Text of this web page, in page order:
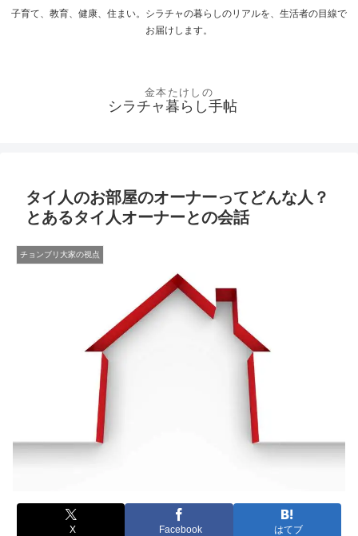
子育て、教育、健康、住まい。シラチャの暮らしのリアルを、生活者の目線で
お届けします。
シラチャ暮らし手帖
タイ人のお部屋のオーナーってどんな人？
とあるタイ人オーナーとの会話
チョンブリ大家の視点
X Facebook はてブ